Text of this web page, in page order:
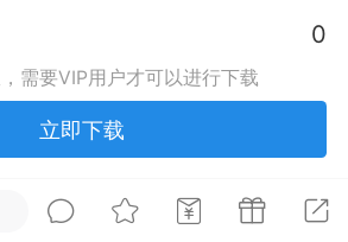
的用户查看
0
需要VIP用户才可以进行下载
立即下载
载本站所有原创内容